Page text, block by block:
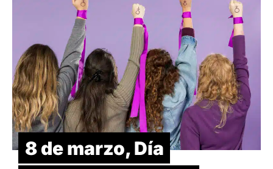
8 de marzo, Día